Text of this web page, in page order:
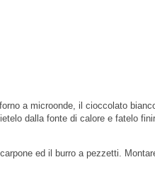
a microonde, il cioccolato
dalla fonte di calore e fatelo
ed il burro a pezzetti.